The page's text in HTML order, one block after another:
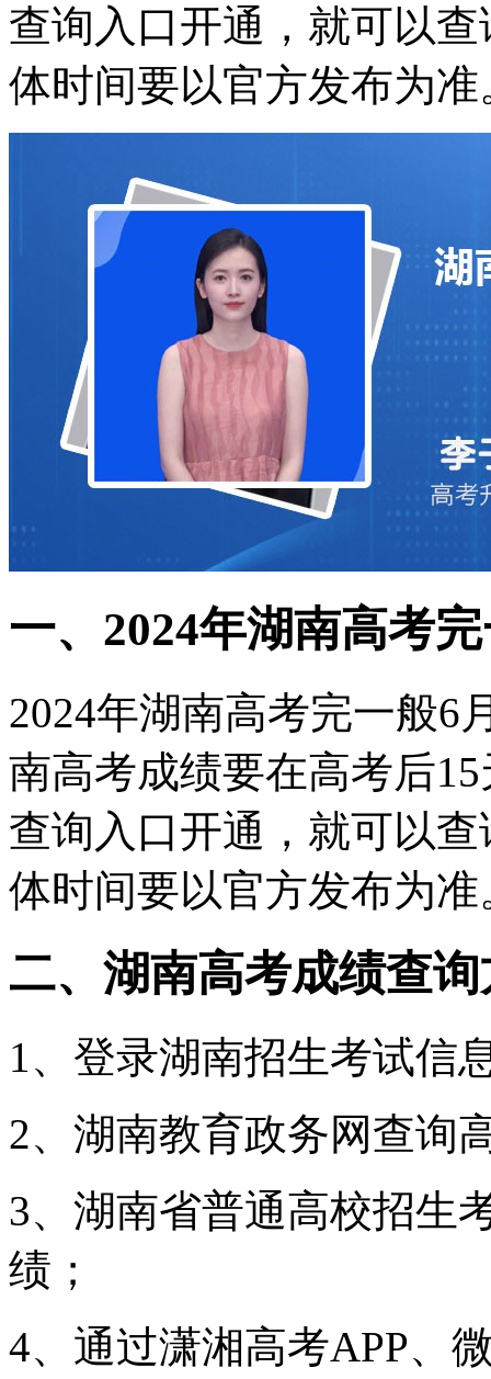
查询入口开通，就可以
体时间要以官方发布为准
一、2024年湖南高考
2024年湖南高考完一般6
南高考成绩要在高考后
查询入口开通，就可以
体时间要以官方发布为准
二、湖南高考成绩查
1、登录湖南招生考试信
2、湖南教育政务网查询
3、湖南省普通高校招生
绩；
4、通过潇湘高考APP、